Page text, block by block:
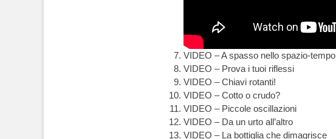
VIDEO – A spasso nello spazio-tempo
VIDEO – Prova i tuoi riflessi
VIDEO – Chiavi rotanti!
VIDEO – Cotto o crudo?
VIDEO – Piccole oscillazioni
VIDEO – Da un urto all’altro
VIDEO – La bottiglia che dimagrisce